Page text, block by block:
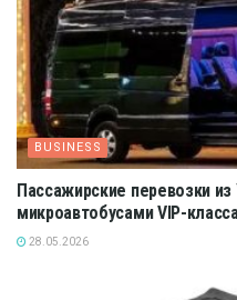
BUSINESS
Пассажирские перевозки
микроавтобусами VIP-
28.05.2026